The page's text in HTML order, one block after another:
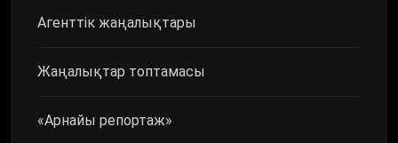
Агенттік жаңалықтары
Жаңалықтар топтамасы
«Арнайы репортаж»